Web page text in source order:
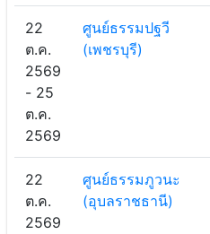
22
ต.ค.
2569
- 25
ต.ค.
2569
ศูนย์ธรรมปฐวี
(เพชรบุรี)
22
ต.ค.
2569
ศูนย์ธรรมภูวนะ
(อุบลราชธานี)